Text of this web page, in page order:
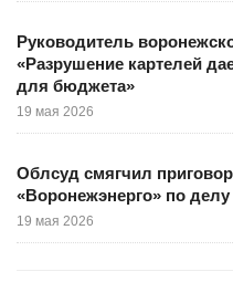
Руководитель
«Разрушение картелей
для бюджета»
19 мая 2026
Облсуд смягчил
«Воронежэнерго» по делу
19 мая 2026